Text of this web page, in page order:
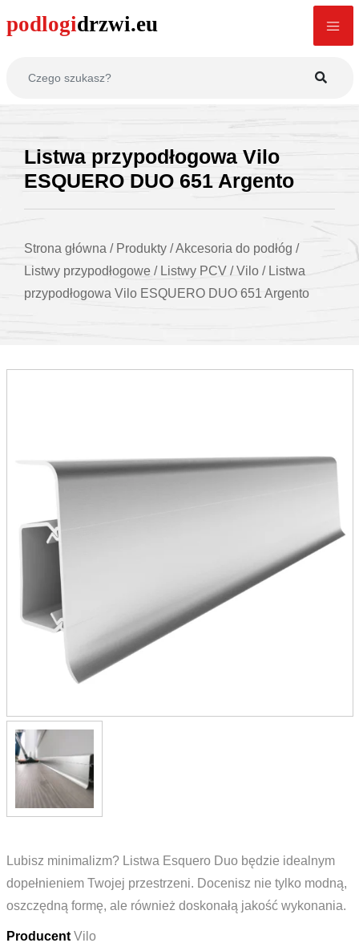
Listwa przypodłogowa Vilo
ESQUERO DUO 651 Argento
Strona główna / Produkty /Akcesoria do podłóg /
Listwy przypodłogowe / Listwy PCV /Vilo / Listwa
przypodłogowa Vilo ESQUERO DUO 651 Argento
Lubisz minimalizm? Listwa Esquero Duo będzie idealnym
dopełnieniem Twojej przestrzeni. Docenisz nie tylko modną,
oszczędną formę, ale również doskonałą jakość wykonania.
Producent Vilo